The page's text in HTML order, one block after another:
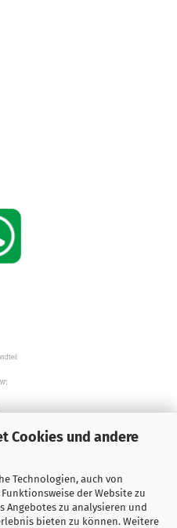
Cookies und andere
Technologien, auch von
der Website zu
Angebotes zu analysieren und
bieten zu können. Weitere